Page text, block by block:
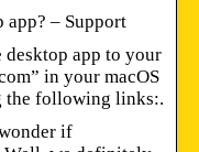
app? – Support
desktop app to your
in your macOS
the following links:.
if